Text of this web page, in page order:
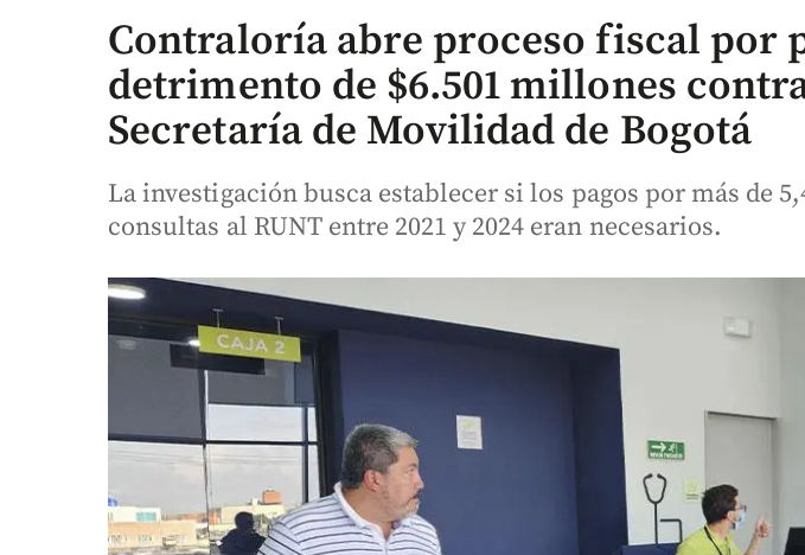
Contraloría abre proceso fiscal por
detrimento de $6.501 millones
Secretaría de Movilidad de Bogotá
La investigación busca establecer si los pagos por más de
consultas al RUNT entre 2021 y 2024 eran necesarios.